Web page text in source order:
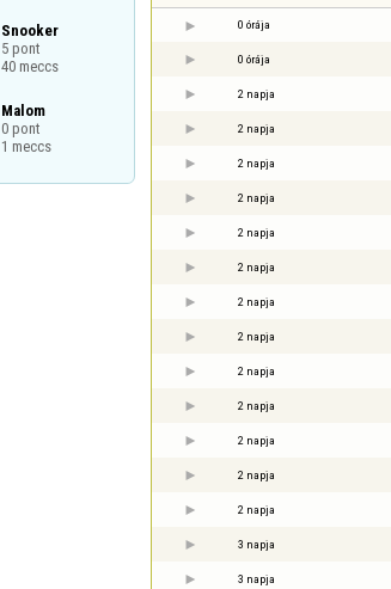
Snooker
5 pont
40 meccs
Malom
0 pont
1 meccs
0 órája
0 órája
2 napja
2 napja
2 napja
2 napja
2 napja
2 napja
2 napja
2 napja
2 napja
2 napja
2 napja
2 napja
2 napja
3 napja
3 napja